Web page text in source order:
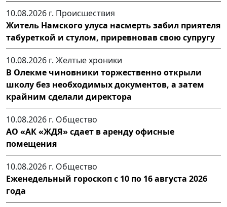
10.08.2026 г. Происшествия
Житель Намского улуса насмерть забил приятеля
табуреткой и стулом, приревновав свою супругу
10.08.2026 г. Желтые хроники
В Олекме чиновники торжественно открыли
школу без необходимых документов, а затем
крайним сделали директора
10.08.2026 г. Общество
АО «АК «ЖДЯ» сдает в аренду офисные
помещения
10.08.2026 г. Общество
Еженедельный гороскоп с 10 по 16 августа 2026
года